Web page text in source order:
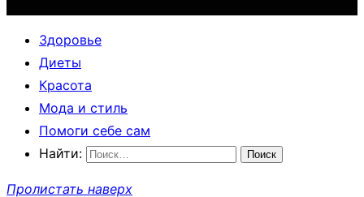
Здоровье
Диеты
Красота
Мода и стиль
Помоги себе сам
Найти:
Пролистать наверх